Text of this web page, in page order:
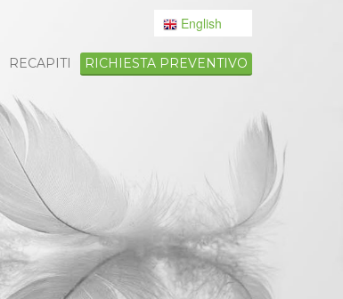
English
RECAPITI RICHIESTA PREVENTIVO